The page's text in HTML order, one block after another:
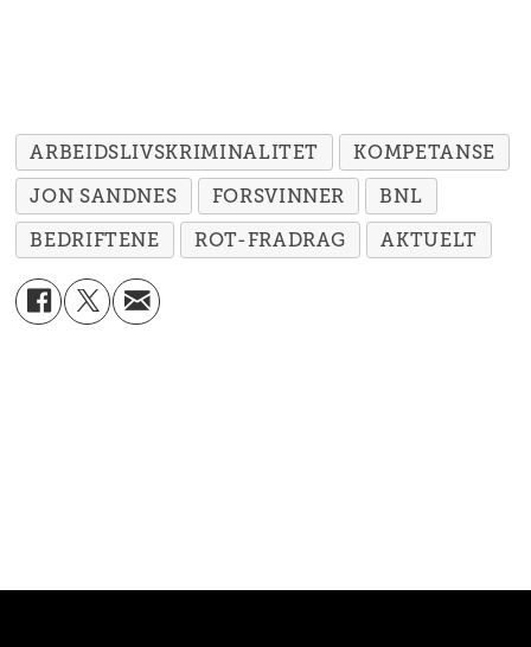
ARBEIDSLIVSKRIMINALITET
KOMPETANSE
JON SANDNES
FORSVINNER
BNL
BEDRIFTENE
ROT-FRADRAG AKTUELT